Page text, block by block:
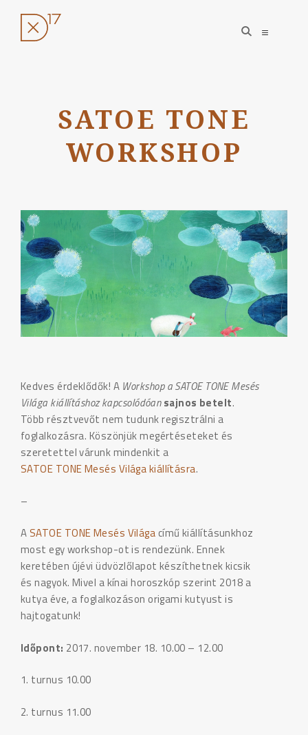
tartalomhoz
open
search
open
SATOE TONE
WORKSHOP
Kedves érdeklődők! A Workshop a SATOE TONE Mesés
Világa kiállításhoz kapcsolódóansajnos betelt.
Több résztvevőt nem tudunk regisztrálni a
foglalkozásra. Köszönjük megértéseteket és
szeretettel várunk mindenkit a
SATOE TONE Mesés Világa kiállításra.
–
A SATOE TONE Mesés Világa című kiállításunkhoz
most egy workshop-ot is rendezünk. Ennek
keretében újévi üdvözlőlapot készíthetnek kicsik
és nagyok. Mivel a kínai horoszkóp szerint 2018 a
kutya éve, a foglalkozáson origami kutyust is
hajtogatunk!
Időpont: 2017. november 18. 10.00 – 12.00
1. turnus 10.00
2. turnus 11.00